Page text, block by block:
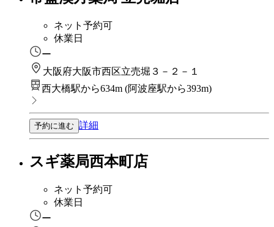
ネット予約可
休業日
ー
大阪府大阪市西区立売堀３－２－１
西大橋駅から634m (阿波座駅から393m)
予約に進む 詳細
スギ薬局西本町店
ネット予約可
休業日
ー